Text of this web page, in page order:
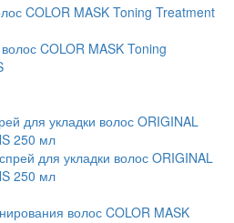
COLOR MASK Toning Treatment
для укладки волос ORIGINAL
250 мл
волос COLOR MASK